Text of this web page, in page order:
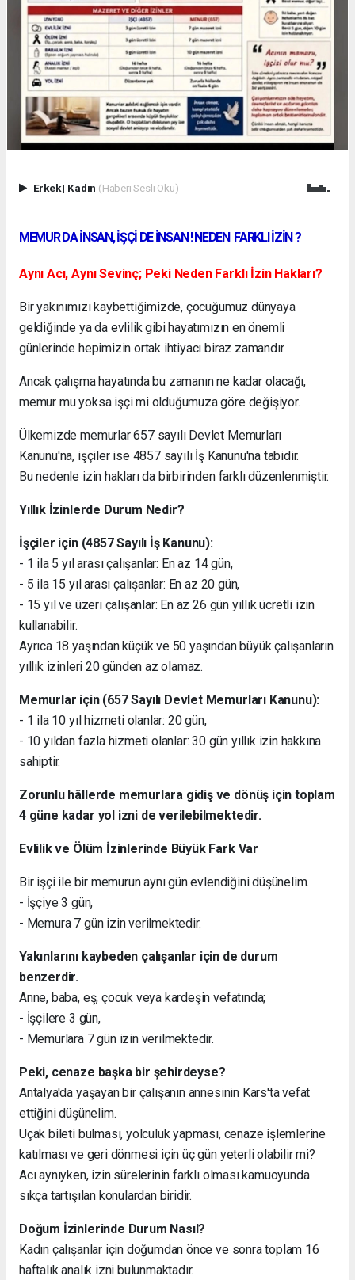
Erkek| Kadın (Haberi Sesli Oku)
MEMUR DA İNSAN, İŞÇİ DE İNSAN ! NEDEN FARKLI İZİN ?
Aynı Acı, Aynı Sevinç; Peki Neden Farklı İzin Hakları?
Bir yakınımızı kaybettiğimizde, çocuğumuz dünyaya
geldiğinde ya da evlilik gibi hayatımızın en önemli
günlerinde hepimizin ortak ihtiyacı biraz zamandır.
Ancak çalışma hayatında bu zamanın ne kadar olacağı,
memur mu yoksa işçi mi olduğumuza göre değişiyor.
Ülkemizde memurlar 657 sayılı Devlet Memurları
Kanunu'na, işçiler ise 4857 sayılı İş Kanunu'na tabidir.
Bu nedenle izin hakları da birbirinden farklı düzenlenmiştir.
Yıllık İzinlerde Durum Nedir?
İşçiler için (4857 Sayılı İş Kanunu):
- 1 ila 5 yıl arası çalışanlar: En az 14 gün,
- 5 ila 15 yıl arası çalışanlar: En az 20 gün,
- 15 yıl ve üzeri çalışanlar: En az 26 gün yıllık ücretli izin
kullanabilir.
Ayrıca 18 yaşından küçük ve 50 yaşından büyük çalışanların
yıllık izinleri 20 günden az olamaz.
Memurlar için (657 Sayılı Devlet Memurları Kanunu):
- 1 ila 10 yıl hizmeti olanlar: 20 gün,
- 10 yıldan fazla hizmeti olanlar: 30 gün yıllık izin hakkına
sahiptir.
Zorunlu hâllerde memurlara gidiş ve dönüş için toplam
4 güne kadar yol izni de verilebilmektedir.
Evlilik ve Ölüm İzinlerinde Büyük Fark Var
Bir işçi ile bir memurun aynı gün evlendiğini düşünelim.
- İşçiye 3 gün,
- Memura 7 gün izin verilmektedir.
Yakınlarını kaybeden çalışanlar için de durum
benzerdir.
Anne, baba, eş, çocuk veya kardeşin vefatında;
- İşçilere 3 gün,
- Memurlara 7 gün izin verilmektedir.
Peki, cenaze başka bir şehirdeyse?
Antalya'da yaşayan bir çalışanın annesinin Kars'ta vefat
ettiğini düşünelim.
Uçak bileti bulması, yolculuk yapması, cenaze işlemlerine
katılması ve geri dönmesi için üç gün yeterli olabilir mi?
Acı aynıyken, izin sürelerinin farklı olması kamuoyunda
sıkça tartışılan konulardan biridir.
Doğum İzinlerinde Durum Nasıl?
Kadın çalışanlar için doğumdan önce ve sonra toplam 16
haftalık analık izni bulunmaktadır.